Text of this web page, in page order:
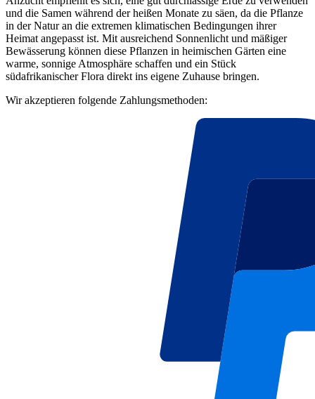
und die Samen während der heißen Monate zu säen, da die Pflanze
in der Natur an die extremen klimatischen Bedingungen ihrer
Heimat angepasst ist. Mit ausreichend Sonnenlicht und mäßiger
Bewässerung können diese Pflanzen in heimischen Gärten eine
warme, sonnige Atmosphäre schaffen und ein Stück
südafrikanischer Flora direkt ins eigene Zuhause bringen.
Wir akzeptieren folgende Zahlungsmethoden: